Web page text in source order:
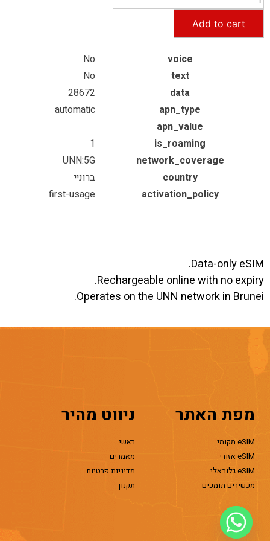
Add to cart
voice
No
text
No
data
28672
apn_type
automatic
apn_value
is_roaming
1
network_coverage
UNN:5G
country
ברוניי
activation_policy
first-usage
Data-only eSIM.
Rechargeable online with no expiry.
Operates on the UNN network in Brunei.
מפת האתר
eSIM מקומי
eSIM אזורי
eSIM גלובאלי
מכשירים תומכים
ניווט מהיר
ראשי
מאמרים
מדיניות פרטיות
תקנון